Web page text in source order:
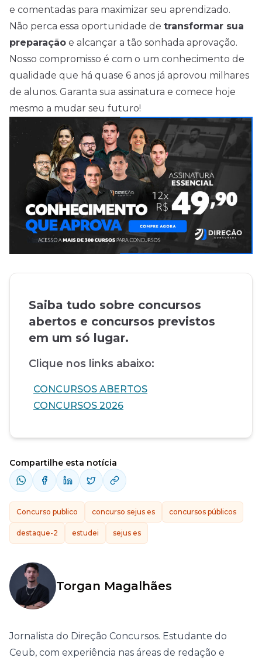
e comentadas para maximizar seu aprendizado.
Não perca essa oportunidade de transformar sua
preparação e alcançar a tão sonhada aprovação.
Nosso compromisso é com o um conhecimento de
qualidade que há quase 6 anos já aprovou milhares
de alunos. Garanta sua assinatura e comece hoje
mesmo a mudar seu futuro!
Saiba tudo sobre concursos
abertos e concursos previstos
em um só lugar.
Clique nos links abaixo:
CONCURSOS ABERTOS
CONCURSOS 2026
Compartilhe esta notícia
Concurso publico concurso sejus es concursos públicos
destaque-2 estudei sejus es
Torgan Magalhães
Jornalista do Direção Concursos. Estudante do
Ceub, com experiência nas áreas de redação e